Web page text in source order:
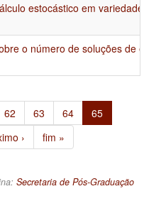
estocástico em
o número de soluções de
62 63 64
65
› fim »
Secretaria de Pós-Graduação